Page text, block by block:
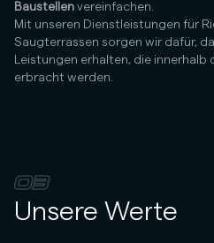
Baustellen vereinfachen.
Mit unseren Dienstleistungen für
Saugterrassen sorgen wir dafür,
Leistungen erhalten, die innerhalb
erbracht werden.
03
Unsere Werte